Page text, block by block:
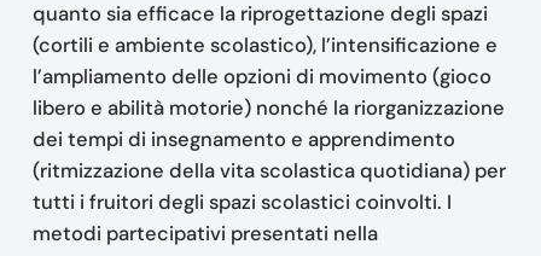
quanto sia efficace la riprogettazione degli spazi
(cortili e ambiente scolastico), l’intensificazione e
l’ampliamento delle opzioni di movimento (gioco
libero e abilità motorie) nonché la riorganizzazione
dei tempi di insegnamento e apprendimento
(ritmizzazione della vita scolastica quotidiana) per
tutti i fruitori degli spazi scolastici coinvolti. I
metodi partecipativi presentati nella